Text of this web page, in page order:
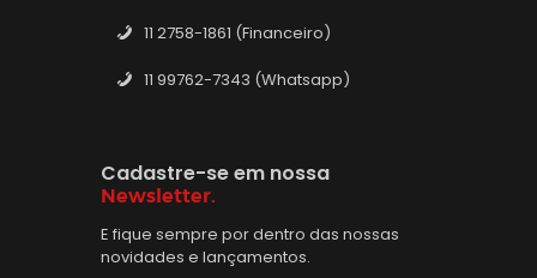
11 2758-1861 (Financeiro)
11 99762-7343 (Whatsapp)
Cadastre-se em nossa
Newsletter.
E fique sempre por dentro das nossas
novidades e lançamentos.